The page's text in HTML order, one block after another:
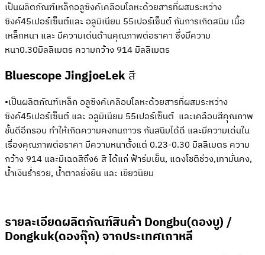
เป็นผลิตภัณฑ์เหล็กอลูซิงค์เคลือบโลหะด้วยสารที่ผสมระหว่าง
ซิงค์45เปอร์เซ็นต์และ อลูมิเนียม 55เปอร์เซ็นต์ กันการเกิดสนิม เนื้อ
เหล็กหนา และ มีความเด่นด้านคุณภาพต่อราคา ซึ่งมึความ
หนา0.30มิลลิเมตร ความกว้าง 914 มิลลิเมตร
Bluescope JingjoeLekสี
•เป็นผลิตภัณฑ์เหล็ก อลูซิงค์เคลือบโลหะด้วยสารที่ผสมระหว่าง
ซิงค์45เปอร์เซ็นต์ และ อลูมิเนียม 55เปอร์เซ็นต์ และเคลือบสีคุณภาพ
ชั้นดีอีกรอบ ทำให้เกิดความคงทนถาวร กันสนิมได้ดี และมีความเด่นใน
เรื่องคุณภาพต่อราคา มีความหนาตั้งแต่ 0.23-0.30 มิลลิเมตร ความ
กว้าง 914 และมีเฉดสีถึง6 สี ได้แก่ ฟ้าร่มเย็น, แดงโชติช่วง,เทามั่นคง,
น้ำเงินร่ำรวย, น้ำตาลยั่งยืน และ เขียวนิยม
รายละเอียดผลิตภัณฑ์สินค้า Dongbu(ดองบู) /
Dongkuk(ดองกุ๊ก) จากประเทศเกาหลี